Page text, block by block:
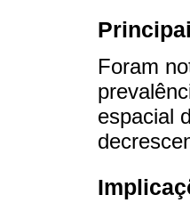
Foram
espacial